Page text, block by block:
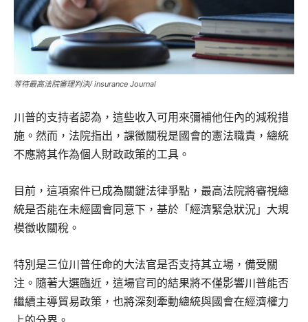
等待最高法院審理判決/ insurance Journal
川普的支持者認為，這些收入可用來彌補他任內的減稅措
施。然而，法院指出，課徵關稅是國會的憲法職責，總統
不應將其作為個人財政政策的工具。
目前，這項案件已成為關鍵法律爭點，最高法院將審視總
統是否能在未經國會同意下，基於「經濟緊急狀況」大規
模徵收關稅。
特別是三位川普任命的大法官是否支持其立場，備受關
注。隨著大選臨近，這場官司的結果將不僅影響川普能否
繼續主導貿易政策，也將深刻牽動總統與國會在經濟權力